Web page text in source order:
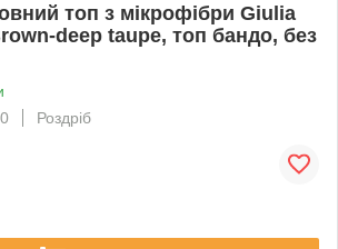
топ з мікрофібри Giulia
deep taupe, топ бандо, без
Роздріб